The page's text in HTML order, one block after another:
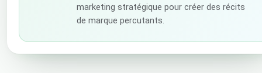
marketing stratégique pour créer des récits
de marque percutants.